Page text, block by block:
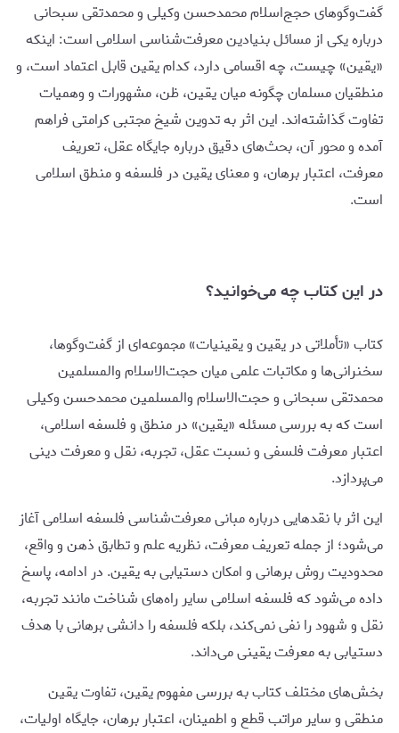
گفت‌وگوهای حجج‌اسلام محمدحسن وکیلی و محمدتقی سبحانی
درباره یکی از مسائل بنیادین معرفت‌شناسی اسلامی است: اینکه
«یقین» چیست، چه اقسامی دارد، کدام یقین قابل اعتماد است، و
منطقیان مسلمان چگونه میان یقین، ظن، مشهورات و وهمیات
تفاوت گذاشته‌اند. این اثر به تدوین شيخ مجتبی کرامتی فراهم
آمده و محور آن، بحث‌های دقیق درباره جایگاه عقل، تعریف
معرفت، اعتبار برهان، و معنای یقین در فلسفه و منطق اسلامی
است.
در این کتاب چه می‌خوانید؟
کتاب «تأملاتی در یقین و یقینیات» مجموعه‌ای از گفت‌وگوها،
سخنرانی‌ها و مکاتبات علمی میان حجت‌الاسلام والمسلمین
محمدتقی سبحانی و حجت‌الاسلام والمسلمین محمدحسن وکیلی
است که به بررسی مسئله «یقین» در منطق و فلسفه اسلامی،
اعتبار معرفت فلسفی و نسبت عقل، تجربه، نقل و معرفت دینی
می‌پردازد.
این اثر با نقدهایی درباره مبانی معرفت‌شناسی فلسفه اسلامی آغاز
می‌شود؛ از جمله تعریف معرفت، نظریه علم و تطابق ذهن و واقع،
محدودیت روش برهانی و امکان دستیابی به یقین. در ادامه، پاسخ
داده می‌شود که فلسفه اسلامی سایر راه‌های شناخت مانند تجربه،
نقل و شهود را نفی نمی‌کند، بلکه فلسفه را دانشی برهانی با هدف
دستیابی به معرفت یقینی می‌داند.
بخش‌های مختلف کتاب به بررسی مفهوم یقین، تفاوت یقین
منطقی و سایر مراتب قطع و اطمینان، اعتبار برهان، جایگاه اولیات،